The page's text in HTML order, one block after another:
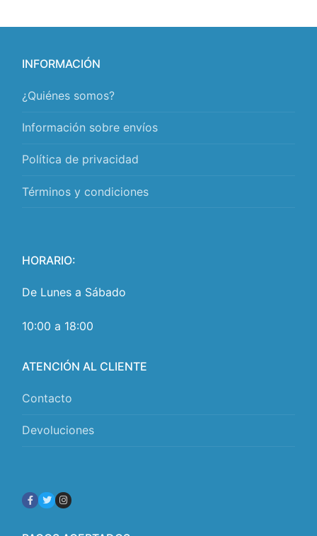
INFORMACIÓN
¿Quiénes somos?
Información sobre envíos
Política de privacidad
Términos y condiciones
HORARIO:
De Lunes a Sábado
10:00 a 18:00
ATENCIÓN AL CLIENTE
Contacto
Devoluciones